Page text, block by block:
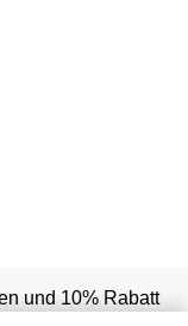
und 10% Rabatt